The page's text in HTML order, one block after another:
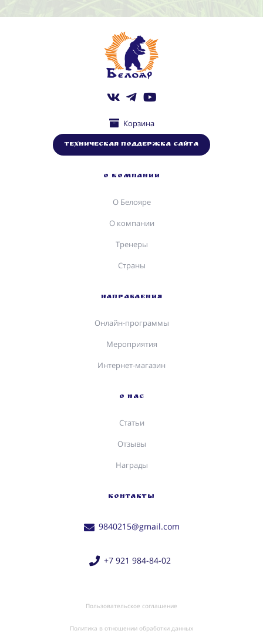
Корзина
Техническая поддержка сайта
О КОМПАНИИ
О Белояре
О компании
Тренеры
Страны
НАПРАВЛЕНИЯ
Онлайн-программы
Мероприятия
Интернет-магазин
О НАС
Статьи
Отзывы
Награды
КОНТАКТЫ
9840215@gmail.com
+7 921 984-84-02
Пользовательское соглашение
Политика в отношении обработки данных